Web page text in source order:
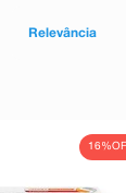
Relevância
16%